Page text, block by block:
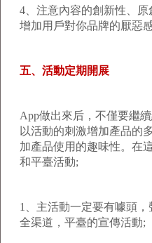
4、注意內容的創新性、
增加用戶對你品牌的厭惡感
五、活動定期開展
App做出來后，不僅要繼
以活動的刺激增加產品的
加產品使用的趣味性。在
和平臺活動;
1、主活動一定要有噱頭，
全渠道，平臺的宣傳活動;